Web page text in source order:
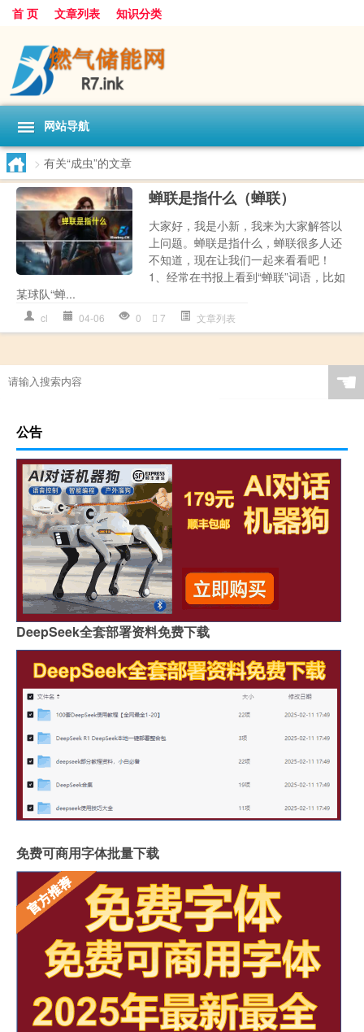
首 页 文章列表 知识分类
网站导航
> 有关“成虫”的文章
蝉联是指什么（蝉联）
大家好，我是小新，我来为大家解答以
上问题。蝉联是指什么，蝉联很多人还
不知道，现在让我们一起来看看吧！
1、经常在书报上看到“蝉联”词语，比如
某球队“蝉...
cl 04-06 0 7 文章列表
☚
公告
DeepSeek全套部署资料免费下载
免费可商用字体批量下载